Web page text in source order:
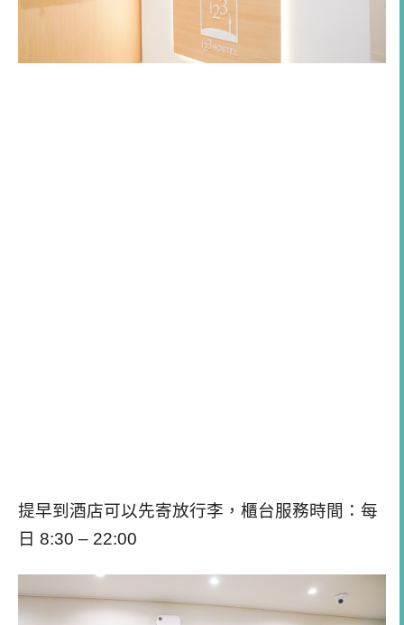
提早到酒店可以先寄放行李，櫃台服務時間：每
日 8:30 – 22:00